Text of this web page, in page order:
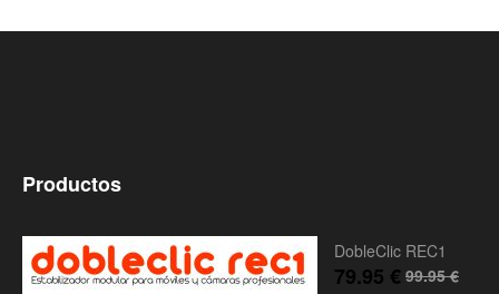
Productos
DobleClic REC1
99.95€
79.95 €